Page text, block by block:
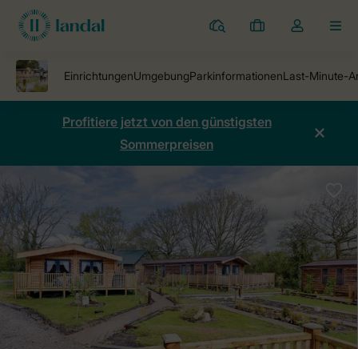
Ferienparks
Meine
Dropdown-
öffnen
Profitiere jetzt von den günstigsten
Sommerpreisen